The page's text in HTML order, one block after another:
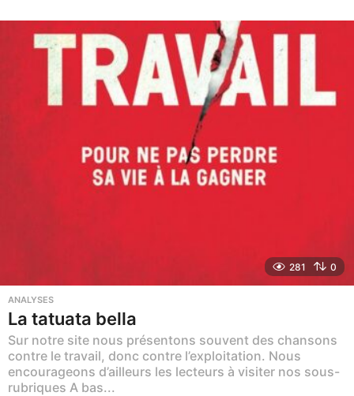
o
a
g
o
281 0
ANALYSES
La tatuata bella
Sur notre site nous présentons souvent des chansons
contre le travail, donc contre l’exploitation. Nous
encourageons d’ailleurs les lecteurs à visiter nos sous-
rubriques A bas...